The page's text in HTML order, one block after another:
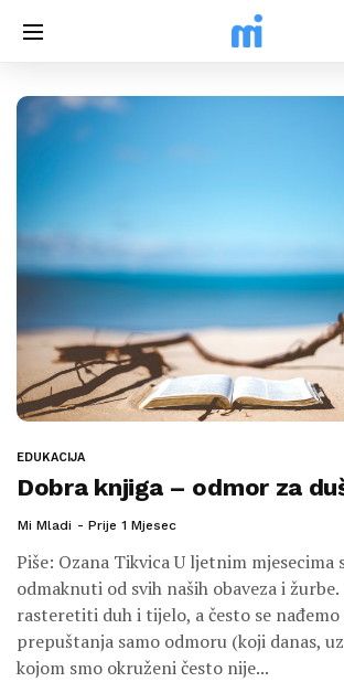
EDUKACIJA
Dobra knjiga – odmor za
Mi Mladi Prije 1 Mjesec
Piše: Ozana Tikvica U ljetnim mjesecima
odmaknuti od svih naših obaveza i
rasteretiti duh i tijelo, a često se
prepuštanja samo odmoru (koji danas,
kojom smo okruženi često nije...